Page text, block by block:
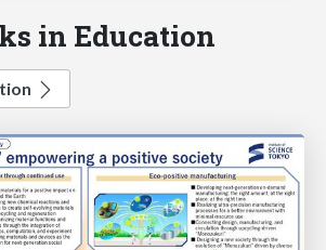
in Education